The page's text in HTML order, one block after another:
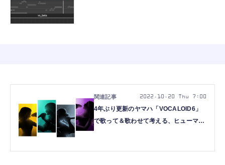
4年ぶり更新のヤマハ「VOCALOID6」
で歌って＆歌わせて考える、ヒューマン
2022.10.20 Thu 7:00